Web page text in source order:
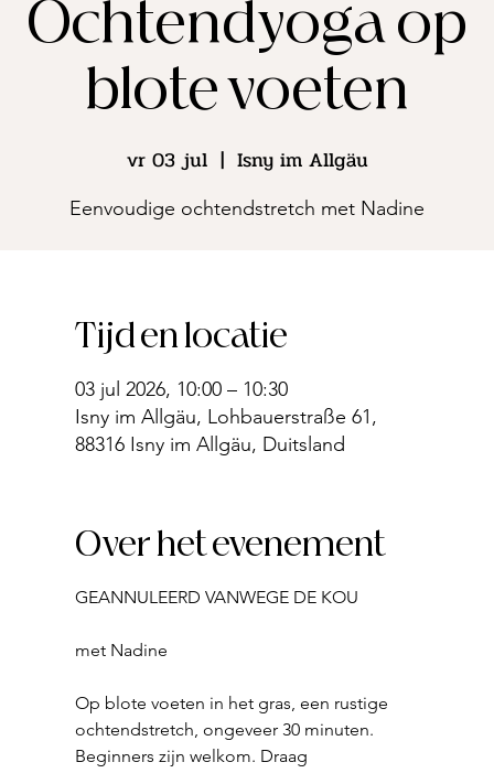
Ochtendyoga op
blote voeten
vr 03 jul
  |
Isny im Allgäu
Eenvoudige ochtendstretch met Nadine
Tijd en locatie
03 jul 2026, 10:00 – 10:30
Isny im Allgäu, Lohbauerstraße 61,
88316 Isny im Allgäu, Duitsland
Over het evenement
GEANNULEERD VANWEGE DE KOU
met Nadine
Op blote voeten in het gras, een rustige
ochtendstretch, ongeveer 30 minuten.
Beginners zijn welkom. Draag